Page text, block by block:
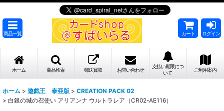
商品一覧 カート ログイン
ホーム 商品検索 郵送買取 お問い合わせ
支払い期限につ
いて
ご利用案内
ホーム > 遊戯王 泰亜版 > CREATION PACK 02
> 白銀の城の召使い アリアンナ ウルトラレア（CR02-AE116）